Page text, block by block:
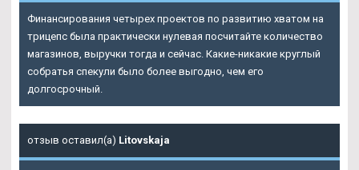
Финансирования четырех проектов по развитию хватом на
трицепс была практически нулевая посчитайте количество
магазинов, выручки тогда и сейчас. Какие-никакие круглый
собратья спекули было более выгодно, чем его
долгосрочный.
отзыв оставил(а) Litovskaja